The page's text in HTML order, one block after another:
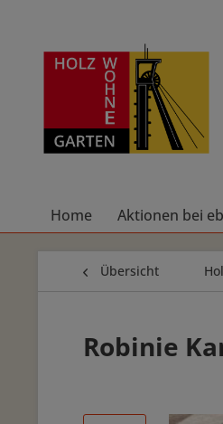
Home Aktionen bei
Übersicht
Robinie